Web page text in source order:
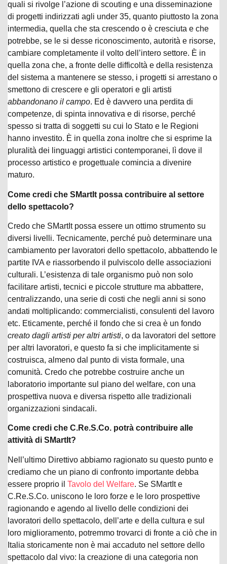
quali si rivolge l’azione di scouting e una disseminazione
di progetti indirizzati agli under 35, quanto piuttosto la zona
intermedia, quella che sta crescendo o è cresciuta e che
potrebbe, se le si desse riconoscimento, autorità e risorse,
cambiare completamente il volto dell’intero settore. È in
quella zona che, a fronte delle difficoltà e della resistenza
del sistema a mantenere se stesso, i progetti si arrestano o
smettono di crescere e gli operatori e gli artisti
abbandonano il campo. Ed è davvero una perdita di
competenze, di spinta innovativa e di risorse, perché
spesso si tratta di soggetti su cui lo Stato e le Regioni
hanno investito. È in quella zona inoltre che si esprime la
pluralità dei linguaggi artistici contemporanei, lì dove il
processo artistico e progettuale comincia a divenire
maturo.
Come credi che SMartIt possa contribuire al settore
dello spettacolo?
Credo che SMartIt possa essere un ottimo strumento su
diversi livelli. Tecnicamente, perché può determinare una
cambiamento per lavoratori dello spettacolo, abbattendo le
partite IVA e riassorbendo il pulviscolo delle associazioni
culturali. L’esistenza di tale organismo può non solo
facilitare artisti, tecnici e piccole strutture ma abbattere,
centralizzando, una serie di costi che negli anni si sono
andati moltiplicando: commercialisti, consulenti del lavoro
etc. Eticamente, perché il fondo che si crea è un fondo
creato dagli artisti per altri artisti, o da lavoratori del settore
per altri lavoratori, e questo fa si che implicitamente si
costruisca, almeno dal punto di vista formale, una
comunità. Credo che potrebbe costruire anche un
laboratorio importante sul piano del welfare, con una
prospettiva nuova e diversa rispetto alle tradizionali
organizzazioni sindacali.
Come credi che C.Re.S.Co. potrà contribuire alle
attività di SMartIt?
Nell’ultimo Direttivo abbiamo ragionato su questo punto e
crediamo che un piano di confronto importante debba
essere proprio il Tavolo del Welfare. Se SMartIt e
C.Re.S.Co. uniscono le loro forze e le loro prospettive
ragionando e agendo al livello delle condizioni dei
lavoratori dello spettacolo, dell’arte e della cultura e sul
loro miglioramento, potremmo trovarci di fronte a ciò che in
Italia storicamente non è mai accaduto nel settore dello
spettacolo dal vivo: la creazione di una categoria non